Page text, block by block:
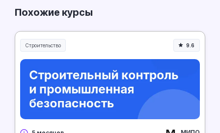
Похожие курсы
Строительство
Строительство и инженерия
9.6